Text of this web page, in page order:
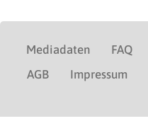
Mediadaten FAQ
AGB
Impressum